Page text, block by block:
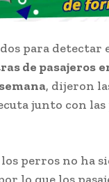
para detectar
de pasajeros
, dijeron
junto con
los perros no ha